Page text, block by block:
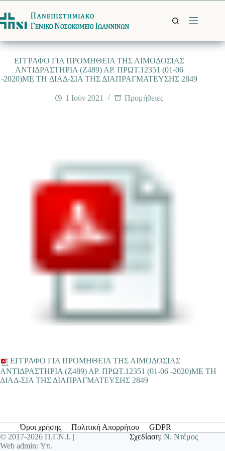
στο
περιεχόμενο
EΓΓΡΑΦΟ ΓΙΑ ΠΡΟΜΗΘΕΙΑ ΤΗΣ ΑΙΜΟΔΟΣΙΑΣ
ΑΝΤΙΔΡΑΣΤΗΡΙΑ (Z489) ΑΡ. ΠΡΩΤ.12351 (01-06
-2020)ME TH ΔΙΑΔ-ΣΙΑ ΤΗΣ ΔΙΑΠΡΑΓΜΑΤΕΥΣΗΣ 2849
1 Ιούν 2021 Προμήθειες
EΓΓΡΑΦΟ ΓΙΑ ΠΡΟΜΗΘΕΙΑ ΤΗΣ ΑΙΜΟΔΟΣΙΑΣ
ΑΝΤΙΔΡΑΣΤΗΡΙΑ (Z489) ΑΡ. ΠΡΩΤ.12351 (01-06 -2020)ME TH
ΔΙΑΔ-ΣΙΑ ΤΗΣ ΔΙΑΠΡΑΓΜΑΤΕΥΣΗΣ 2849
Όροι χρήσης Πολιτική Απορρήτου
GDPR
© 2017-2026 Π.Γ.Ν.Ι. |
Web admin: Υπ.
Σχεδίαση:Ν. Ντέμος